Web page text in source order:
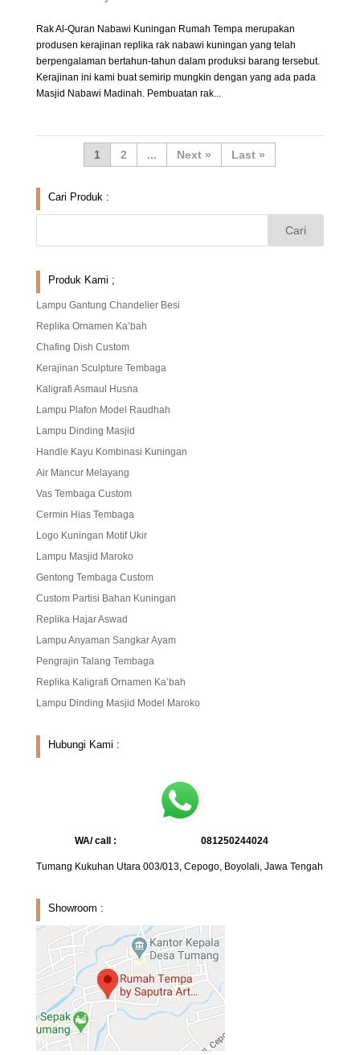
Rak Al-Quran Nabawi Kuningan Rumah Tempa merupakan
produsen kerajinan replika rak nabawi kuningan yang telah
berpengalaman bertahun-tahun dalam produksi barang tersebut.
Kerajinan ini kami buat semirip mungkin dengan yang ada pada
Masjid Nabawi Madinah. Pembuatan rak...
1 2 ... » Last »
Cari Produk :
Produk Kami ;
Lampu Gantung Chandelier Besi
Replika Ornamen Ka’bah
Chafing Dish Custom
Kerajinan Sculpture Tembaga
Kaligrafi Asmaul Husna
Lampu Plafon Model Raudhah
Lampu Dinding Masjid
Handle Kayu Kombinasi Kuningan
Air Mancur Melayang
Vas Tembaga Custom
Cermin Hias Tembaga
Logo Kuningan Motif Ukir
Lampu Masjid Maroko
Gentong Tembaga Custom
Custom Partisi Bahan Kuningan
Replika Hajar Aswad
Lampu Anyaman Sangkar Ayam
Pengrajin Talang Tembaga
Replika Kaligrafi Ornamen Ka’bah
Lampu Dinding Masjid Model Maroko
Hubungi Kami :
WA/ call : 081250244024
Tumang Kukuhan Utara 003/013, Cepogo, Boyolali, Jawa Tengah
Showroom :